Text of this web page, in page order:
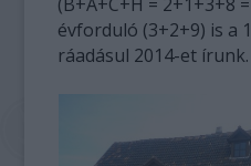
évforduló (3+2+9) is a
ráadásul 2014-et írunk.